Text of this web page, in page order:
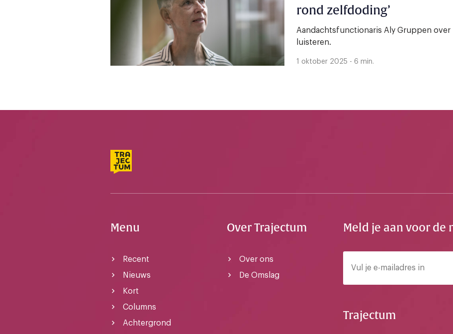
rond zelfdoding’
Aandachtsfunctionaris Aly Gruppen over
luisteren.
1 oktober 2025 - 6 min.
Menu
Recent
Nieuws
Kort
Columns
Achtergrond
Over Trajectum
Over ons
De Omslag
Meld je aan voor de
Trajectum